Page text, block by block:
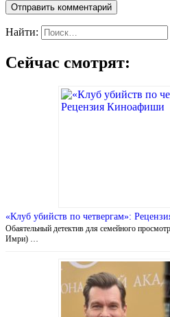
Найти:
Сейчас смотрят:
«Клуб убийств по четвергам»:
Обаятельный детектив для семейного
Имри) …